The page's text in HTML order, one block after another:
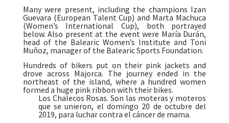
Many were present, including the champions Izan
Guevara (European Talent Cup) and Marta Machuca
(Women’s International Cup), both portrayed
below. Also present at the event were María Durán,
head of the Balearic Women’s Institute and Toni
Muñoz, manager of the Balearic Sports Foundation.
Hundreds of bikers put on their pink jackets and
drove across Majorca. The journey ended in the
northeast of the island, where a hundred women
formed a huge pink ribbon with their bikes.
Los Chalecos Rosas. Son las moteras y moteros
que se unieron, el domingo 20 de octubre del
2019, para luchar contra el cáncer de mama.